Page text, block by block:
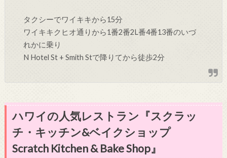
タクシーでワイキキから15分
ワイキキクヒオ通りから1番2番2L番4番13番のいづ
れかに乗り
N Hotel St + Smith Stで降りてから徒歩2分
ハワイの人気レストラン『スクラッ
チ・キッチン&ベイクショップ
Scratch Kitchen & Bake Shop』